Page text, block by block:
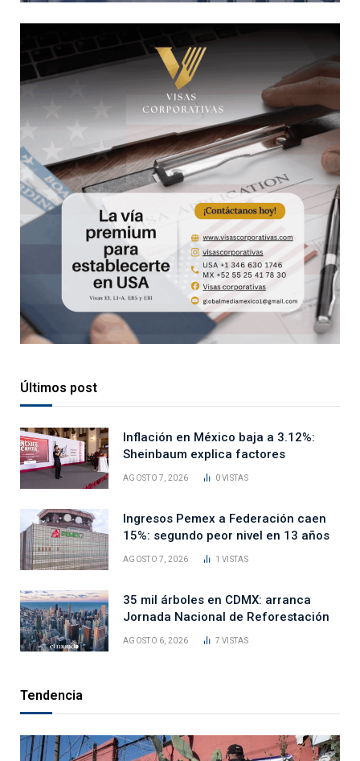
Últimos post
Inflación en México baja a 3.12%:
Sheinbaum explica factores
AGOSTO 7, 2026 0VISTAS
Ingresos Pemex a Federación caen
15%: segundo peor nivel en 13 años
AGOSTO 7, 2026 1VISTAS
35 mil árboles en CDMX: arranca
Jornada Nacional de Reforestación
AGOSTO 6, 2026 7VISTAS
Tendencia